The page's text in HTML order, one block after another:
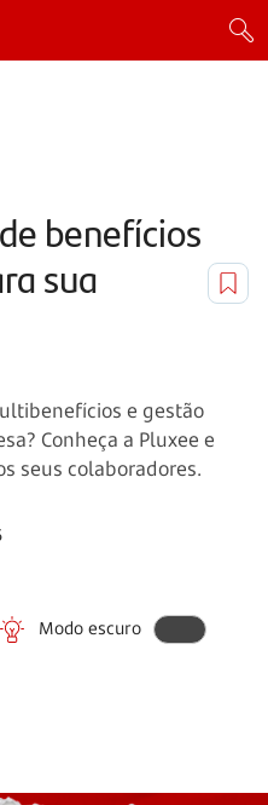
benefícios
sua
e gestão
Conheça a Pluxee e
seus colaboradores.
Modo escuro